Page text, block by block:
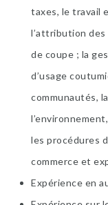
taxes, le travail
l’attribution
de coupe ; la
d’usage
communautés,
les procédures
commerce et
Expérience en